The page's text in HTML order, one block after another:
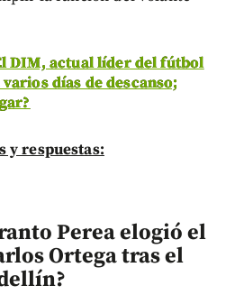
DIM, actual líder del fútbol
días de descanso;
y respuestas:
Perea elogió el
Ortega tras el